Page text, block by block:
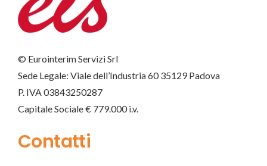
© Eurointerim Servizi Srl
Sede Legale: Viale dell’Industria 60 35129 Padova
P. IVA 03843250287
Capitale Sociale € 779.000 i.v.
Contatti